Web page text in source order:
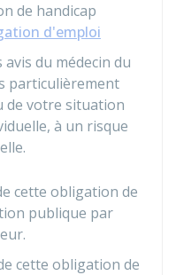
de handicap
d'emploi
du médecin du
particulièrement
de votre situation
à un risque
cette obligation de
publique par
cette obligation de